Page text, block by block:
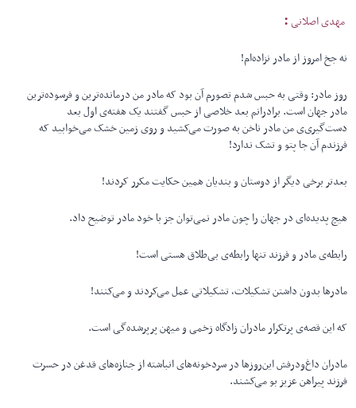
مهدی اصلانی:
نه جخ امروز از مادر نزاده‌ام!
روز مادر: وقتی به حبس شدم تصورم آن بود که مادر من درمانده‌ترین و فرسوده‌ترین
مادر جهان است. برادرانم بعد خلاصی از حبس گفتند یک هفته‌ی اول بعد
دست‌گیری‌ی من مادر ناخن به صورت می‌کشید و روی زمین خشک می‌خوابید که
فرزندم آن‌ جا پتو و تشک ندارد!
بعدتر برخی دیگر از دوستان و بندیان همین حکایت مکرر کردند!
هیچ پدیده‌ای در جهان را چون مادر نمی‌توان جز با خود مادر توضیح داد.
رابطه‌ی مادر و فرزند تنها رابطه‌ی بی‌طلاق هستی است!
مادرها بدون داشتن تشکیلات، تشکیلاتی عمل می‌کردند و می‌کنند!
که این قصه‌ی پرتکرار مادران زادگاه زخمی و میهن پرپرشده‌گی است.
مادران داغ‌و‌درفش این‌روزها در سردخونه‌های انباشته از جنازه‌های قدغن در حسرت
فرزند پیراهن عزیز بو می‌کشند.